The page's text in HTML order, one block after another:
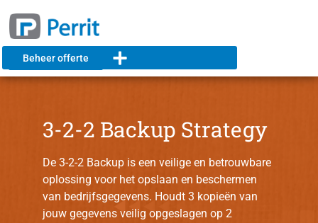
Beheer offerte
3-2-2 Backup Strategy
De 3-2-2 Backup is een veilige en betrouwbare
oplossing voor het opslaan en beschermen
van bedrijfsgegevens. Houdt 3 kopieën van
jouw gegevens veilig opgeslagen op 2